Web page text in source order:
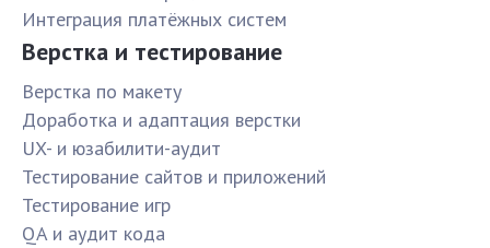
Интеграция платёжных систем
Верстка и тестирование
Верстка по макету
Доработка и адаптация верстки
UX- и юзабилити-аудит
Тестирование сайтов и приложений
Тестирование игр
QA и аудит кода